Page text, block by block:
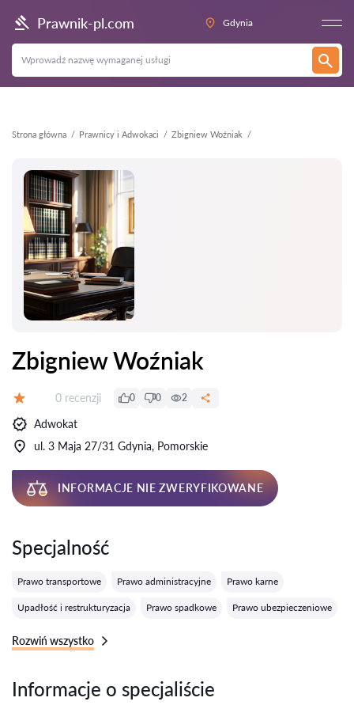
Prawnik-pl.com Gdynia
Strona główna Prawnicy i Adwokaci Zbigniew Woźniak
Wstecz
Zbigniew Woźniak
Recenzji:
0 recenzji 0 0 2
Adwokat
ul. 3 Maja 27/31 Gdynia, Pomorskie
INFORMACJE NIE ZWERYFIKOWANE
Specjalność
Prawo transportowe Prawo administracyjne Prawo karne
Upadłość i restrukturyzacja Prawo spadkowe Prawo ubezpieczeniowe
Rozwiń wszystko
Informacje o specjaliście